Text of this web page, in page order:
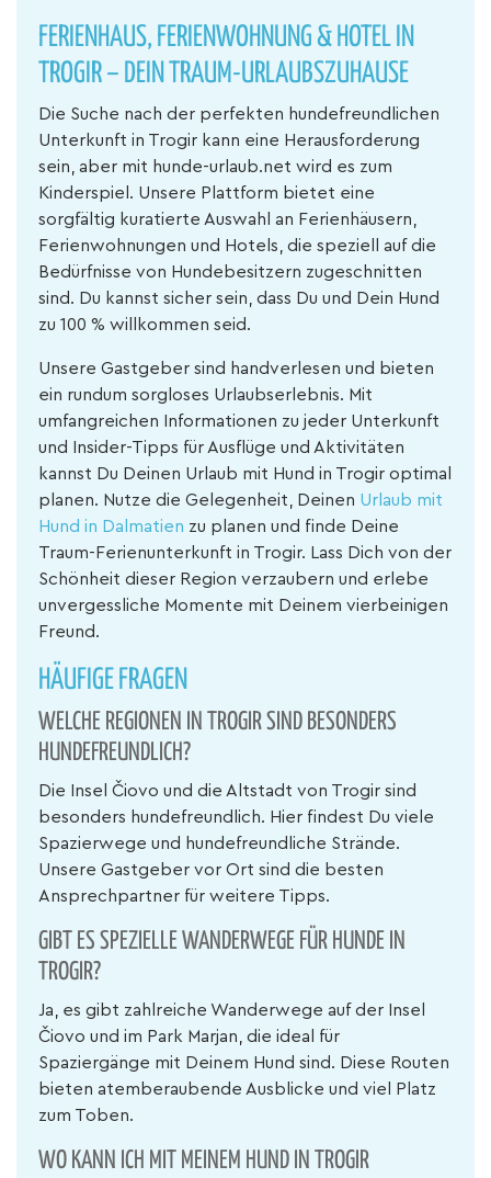
FERIENHAUS, FERIENWOHNUNG & HOTEL IN
TROGIR – DEIN TRAUM-URLAUBSZUHAUSE
Die Suche nach der perfekten hundefreundlichen
Unterkunft in Trogir kann eine Herausforderung
sein, aber mit hunde-urlaub.net wird es zum
Kinderspiel. Unsere Plattform bietet eine
sorgfältig kuratierte Auswahl an Ferienhäusern,
Ferienwohnungen und Hotels, die speziell auf die
Bedürfnisse von Hundebesitzern zugeschnitten
sind. Du kannst sicher sein, dass Du und Dein Hund
zu 100 % willkommen seid.
Unsere Gastgeber sind handverlesen und bieten
ein rundum sorgloses Urlaubserlebnis. Mit
umfangreichen Informationen zu jeder Unterkunft
und Insider-Tipps für Ausflüge und Aktivitäten
kannst Du Deinen Urlaub mit Hund in Trogir optimal
planen. Nutze die Gelegenheit, Deinen Urlaub mit
Hund in Dalmatien zu planen und finde Deine
Traum-Ferienunterkunft in Trogir. Lass Dich von der
Schönheit dieser Region verzaubern und erlebe
unvergessliche Momente mit Deinem vierbeinigen
Freund.
HÄUFIGE FRAGEN
WELCHE REGIONEN IN TROGIR SIND BESONDERS
HUNDEFREUNDLICH?
Die Insel Čiovo und die Altstadt von Trogir sind
besonders hundefreundlich. Hier findest Du viele
Spazierwege und hundefreundliche Strände.
Unsere Gastgeber vor Ort sind die besten
Ansprechpartner für weitere Tipps.
GIBT ES SPEZIELLE WANDERWEGE FÜR HUNDE IN
TROGIR?
Ja, es gibt zahlreiche Wanderwege auf der Insel
Čiovo und im Park Marjan, die ideal für
Spaziergänge mit Deinem Hund sind. Diese Routen
bieten atemberaubende Ausblicke und viel Platz
zum Toben.
WO KANN ICH MIT MEINEM HUND IN TROGIR